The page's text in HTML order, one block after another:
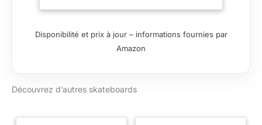
Disponibilité et prix à jour – informations fournies par
Amazon
Découvrez d’autres skateboards